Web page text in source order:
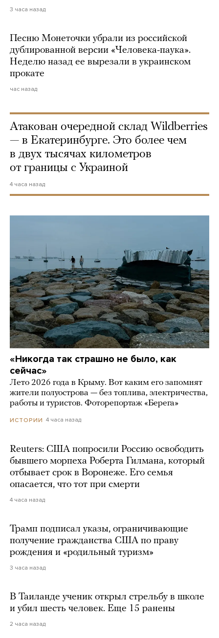
3 часа назад
Песню Монеточки убрали из российской
дублированной версии «Человека-паука».
Неделю назад ее вырезали в украинском
прокате
час назад
Атакован очередной склад Wildberries
— в Екатеринбурге. Это более чем
в двух тысячах километров
от границы с Украиной
4 часа назад
«Никогда так страшно не было, как
сейчас»
Лето 2026 года в Крыму. Вот каким его запомнят
жители полуострова — без топлива, электричества,
работы и туристов. Фоторепортаж «Берега»
ИСТОРИИ 4 часа назад
Reuters: США попросили Россию освободить
бывшего морпеха Роберта Гилмана, который
отбывает срок в Воронеже. Его семья
опасается, что тот при смерти
4 часа назад
Трамп подписал указы, ограничивающие
получение гражданства США по праву
рождения и «родильный туризм»
3 часа назад
В Таиланде ученик открыл стрельбу в школе
и убил шесть человек. Еще 15 ранены
2 часа назад